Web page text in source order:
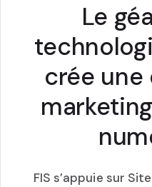
Le
crée
FIS s’appuie sur